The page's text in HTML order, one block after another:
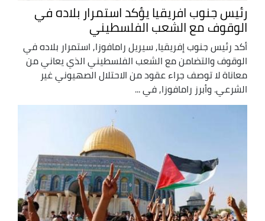
رئيس جنوب افريقيا يؤكد استمرار بلاده في
الوقوف مع الشعب الفلسطيني
أكد رئيس جنوب إفريقيا, سيريل رامافوزا, استمرار بلاده في
الوقوف والتضامن مع الشعب الفلسطيني الذي يعاني من
معاناة لا توصف جراء عقود من الاحتلال الصهيوني غير
الشرعي. وأبرز رامافوزا, في ...